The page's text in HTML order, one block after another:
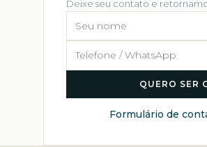
Deixe seu contato e
Nome
Telefone / WhatsApp
QUERO SER
Formulário de